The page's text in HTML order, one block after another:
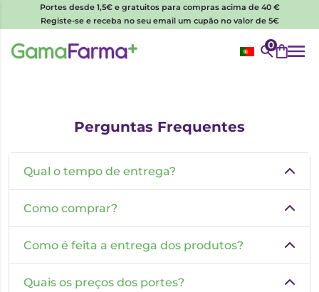
Portes desde 1,5€ e gratuitos para compras acima de 40 €
Registe-se e receba no seu email um cupão no valor de 5€
0
Perguntas Frequentes
Qual o tempo de entrega?
Como comprar?
Como é feita a entrega dos produtos?
Quais os preços dos portes?